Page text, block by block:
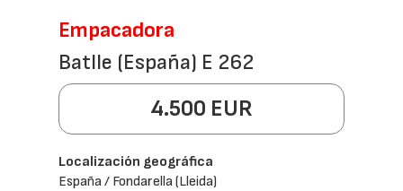
Empacadora
Batlle (España) E 262
4.500 EUR
Localización geográfica
España / Fondarella (Lleida)